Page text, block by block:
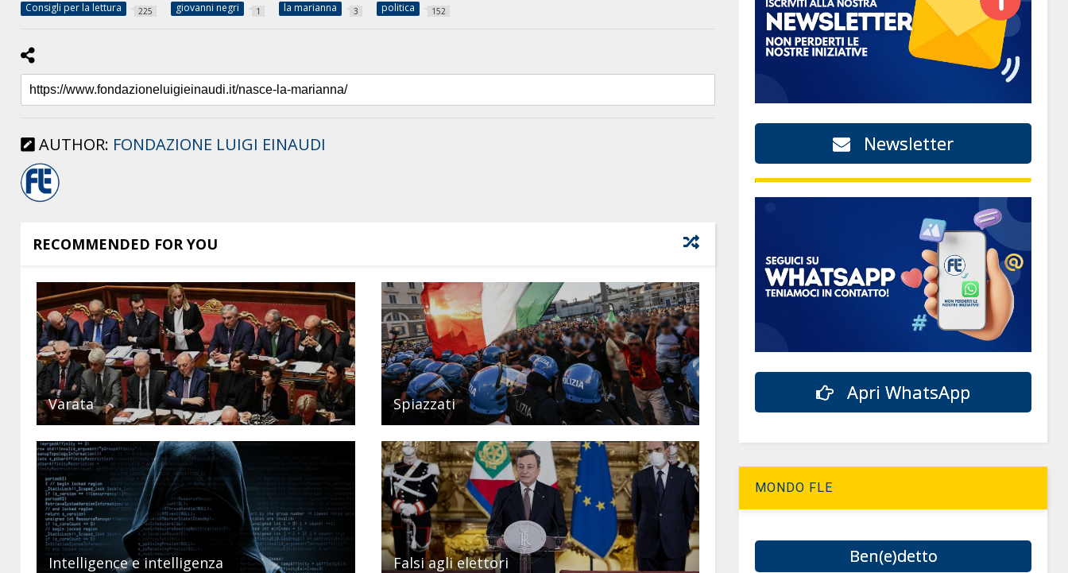
Consigli per la lettura 225 giovanni negri 1 la marianna 3 politica 152
AUTHOR: FONDAZIONE LUIGI EINAUDI
RECOMMENDED FOR YOU
Varata Spiazzati
Intelligence e intelligenza Falsi agli elettori
Newsletter
Apri WhatsApp
MONDO FLE
Ben(e)detto